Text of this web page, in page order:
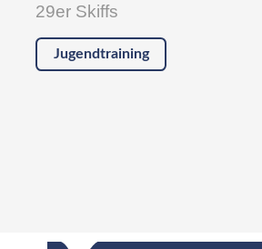
29er Skiffs
Jugendtraining